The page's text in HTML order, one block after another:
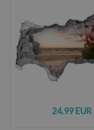
24.99 EUR